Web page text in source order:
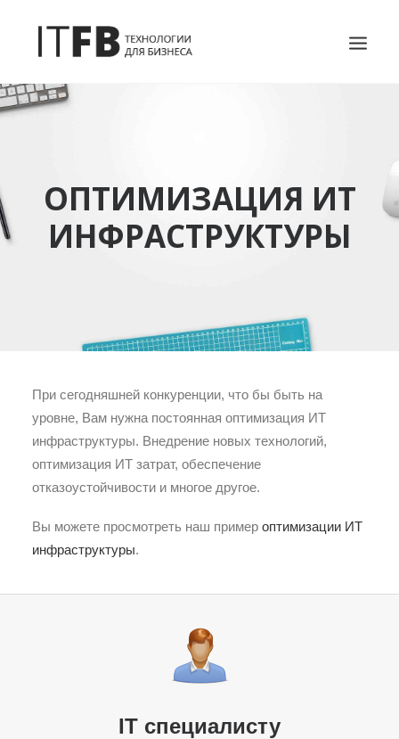
ИТ УСЛУГИ
БЛОГ
ОПТИМИЗАЦИЯ ИТ
ИНФРАСТРУКТУРЫ
При сегодняшней конкуренции, что бы быть на
уровне, Вам нужна постоянная оптимизация ИТ
инфраструктуры. Внедрение новых технологий,
оптимизация ИТ затрат, обеспечение
отказоустойчивости и многое другое.
Вы можете просмотреть наш пример оптимизации ИТ
инфраструктуры.
IT специалисту